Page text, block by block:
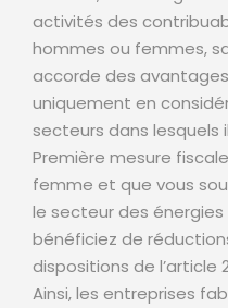
activités des
hommes ou femmes,
accorde des
uniquement en
secteurs dans lesquels
Première mesure
femme et que vous
le secteur des énergies
bénéficiez de
dispositions de l’article
Ainsi, les entreprises